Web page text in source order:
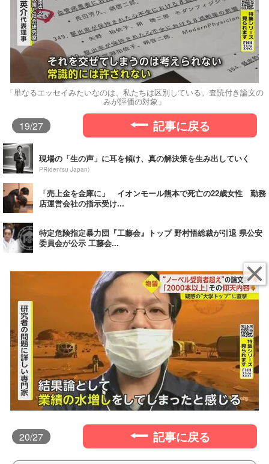
「単なるエッセイみたいなのは、私たちは区別している。査読付き論文の
みが評価の対象」
19/27 記事に戻る
現場の「生の声」に耳を傾け、真の解決策を生み出していく
PR(dentsu Japan)
「売上金を金庫に」 イオンモール熊本で死亡の22歳女性 勤務
店運営会社の指示受け...
特定危険指定暴力団『工藤会』トップ 野村悟総裁が引退 県公安
委員会が公示 工藤会...
20/27 記事に戻る